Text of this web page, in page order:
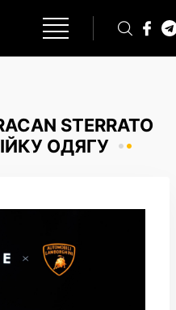
STERRATO
ОДЯГУ